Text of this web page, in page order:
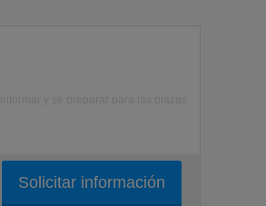
Solicitar información